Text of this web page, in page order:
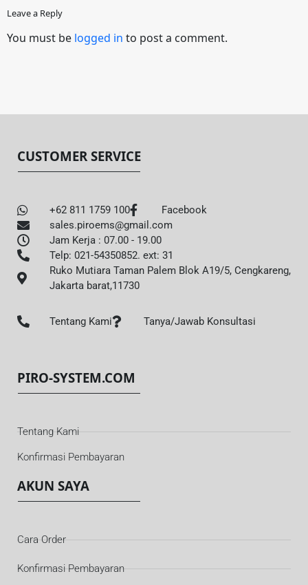
Leave a Reply
You must be logged in to post a comment.
CUSTOMER SERVICE
+62 811 1759 100
Facebook
sales.piroems@gmail.com
Jam Kerja : 07.00 - 19.00
Telp: 021-54350852. ext: 31
Ruko Mutiara Taman Palem Blok A19/5, Cengkareng,
Jakarta barat,11730
Tentang Kami Tanya/Jawab Konsultasi
PIRO-SYSTEM.COM
Tentang Kami
Konfirmasi Pembayaran
AKUN SAYA
Cara Order
Konfirmasi Pembayaran